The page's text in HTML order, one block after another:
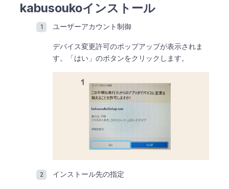
kabusoukoインストール
ユーザーアカウント制御
デバイス変更許可のポップアップが表示されま
す。「はい」のボタンをクリックします。
インストール先の指定